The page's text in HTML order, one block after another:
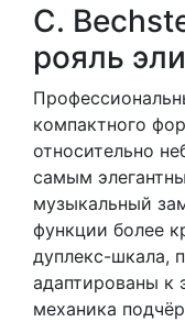
C.
рояль
компактного
относительно
самым
музыкальный
функции более
дуплекс-шкала,
адаптированы к
механика